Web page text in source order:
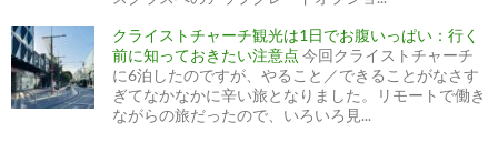
クライストチャーチ観光は1日でお腹いっぱい：行く
前に知っておきたい注意点 今回クライストチャーチ
に6泊したのですが、やること／できることがなさす
ぎてなかなかに辛い旅となりました。リモートで働き
ながらの旅だったので、いろいろ見...